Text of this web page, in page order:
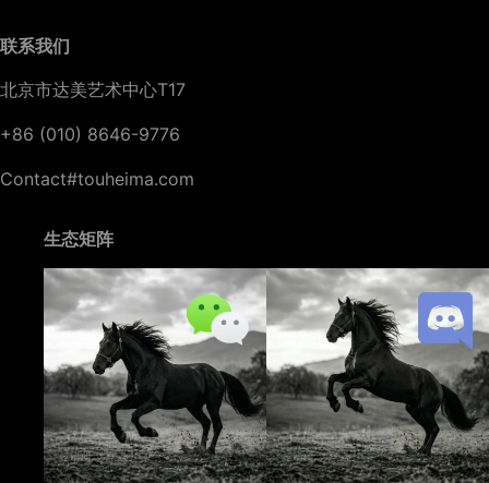
联系我们
北京市达美艺术中心T17
+86 (010) 8646-9776
Contact#touheima.com
生态矩阵